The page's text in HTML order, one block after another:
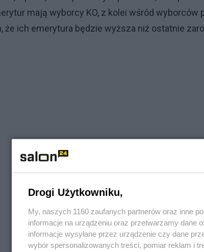
mają wyborcy KO, z kolei wśród
że ich emerytura będzie wyższa niż ostatnie
Drogi Użytkowniku,
My, naszych 1160 zaufanych partnerów oraz inne
informacje na urządzeniu oraz przetwarzamy dane
informacje wysyłane przez urządzenie czy dane
wybór spersonalizowanych treści, pomiar reklam i